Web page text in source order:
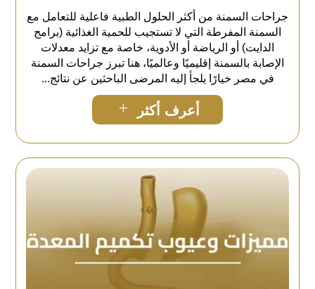
جراحات السمنة من أكثر الحلول الطبية فاعلية للتعامل مع
السمنة المفرطة التي لا تستجيب للحمية الغذائية (برامج
الدايت) أو الرياضة أو الأدوية، خاصة مع تزايد معدلات
الإصابة بالسمنة إقليميًا وعالميًا، هنا تبرز جراحات السمنة
في مصر خيارًا يلجأ إليه المرضى الباحثين عن نتائج...
أعرف أكثر L